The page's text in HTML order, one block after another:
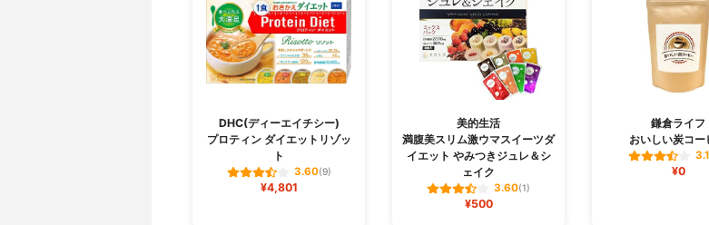
DHC(ディーエイチシー)
プロティン ダイエットリゾッ
ト
3.60(9)
¥4,801
美的生活
満腹美スリム激ウマスイーツダ
イエット やみつきジュレ＆シ
ェイク
3.60(1)
¥500
鎌倉ライフ
おいしい炭コー
¥0